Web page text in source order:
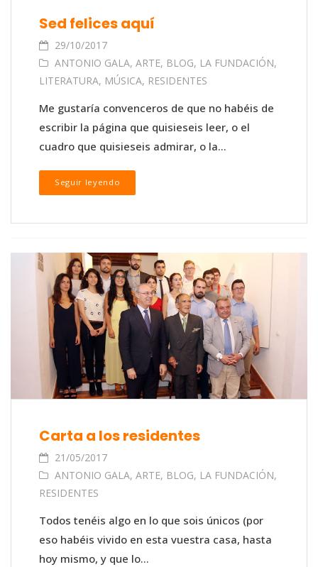
Sed felices aquí
29/10/2017
ANTONIO GALA, ARTE, BLOG, LA FUNDACIÓN,
LITERATURA, MÚSICA, RESIDENTES
Me gustaría convenceros de que no habéis de
escribir la página que quisieseis leer, o el
cuadro que quisieseis admirar, o la...
Seguir leyendo
Carta a los residentes
21/05/2017
ANTONIO GALA, ARTE, BLOG, LA FUNDACIÓN,
RESIDENTES
Todos tenéis algo en lo que sois únicos (por
eso habéis vivido en esta vuestra casa, hasta
hoy mismo, y que lo...